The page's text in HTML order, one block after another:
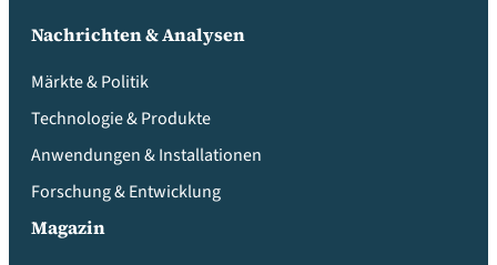
Nachrichten & Analysen
Märkte & Politik
Technologie & Produkte
Anwendungen & Installationen
Forschung & Entwicklung
Magazin